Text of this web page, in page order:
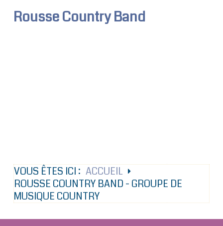
Rousse Country Band
VOUS ÊTES ICI : ACCUEIL
ROUSSE COUNTRY BAND - GROUPE DE
MUSIQUE COUNTRY